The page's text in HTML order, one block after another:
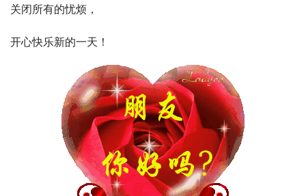
关闭所有的忧烦，
开心快乐新的一天！